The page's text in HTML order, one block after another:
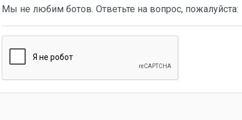
Мы не любим ботов. Ответьте на вопрос, пожалуйста: